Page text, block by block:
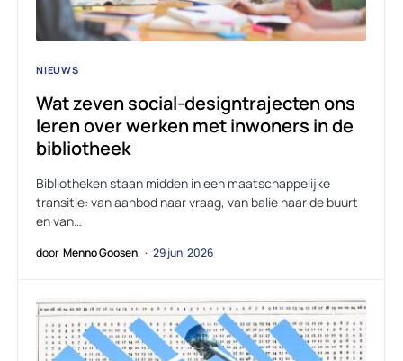
NIEUWS
Wat zeven social-designtrajecten ons
leren over werken met inwoners in de
bibliotheek
Bibliotheken staan midden in een maatschappelijke
transitie: van aanbod naar vraag, van balie naar de buurt
en van…
door Menno Goosen 29 juni 2026